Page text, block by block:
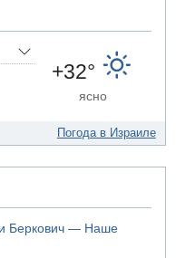
на 1
+32°
ясно
Погода в Израиле
Беркович — Наше